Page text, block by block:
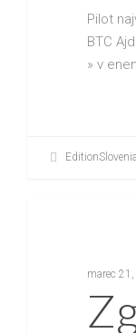
Pilot
BTC
» v
EditionSlovenia
marec